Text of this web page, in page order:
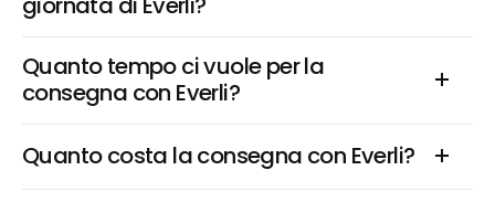
Quanto tempo ci vuole per la
consegna con Everli?
Quanto costa la consegna con Everli?